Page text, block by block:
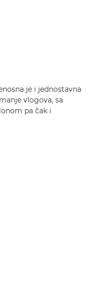
je i jednostavna
vlogova, sa
pa čak i